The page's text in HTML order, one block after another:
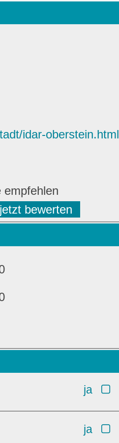
idar-oberstein.html
empfehlen
jetzt bewerten
ja
ja